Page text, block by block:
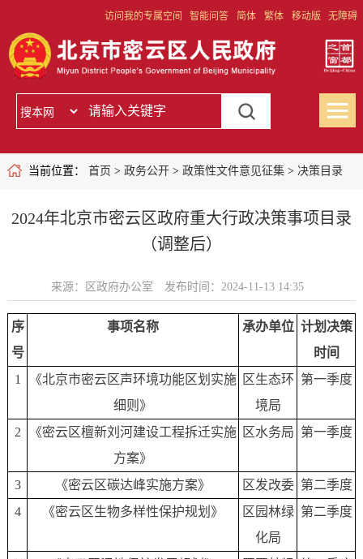
访问我的专属空间 智能问答 简体 繁体 移动版 无障碍
当前位置： 首页 > 政务公开> 政策性文件意见征集> 决策目录
2024年北京市密云区政府重大行政决策事项目录
（调整后）
来源：区政府办公室 发布时间：2024-11-13 14:35
序
号
事项名称 承办单位 计划决策
时间
1
《北京市密云区声环境功能区划实施
细则》
区生态环
境局
第一季度
2
《密云区檀新刘河建设工程拆迁实施
方案》
区水务局 第一季度
3 《密云区碳达峰实施方案》 区发改委 第二季度
4
《密云区生物多样性保护规划》
区园林绿
化局
第二季度